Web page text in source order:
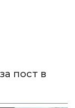
пост в